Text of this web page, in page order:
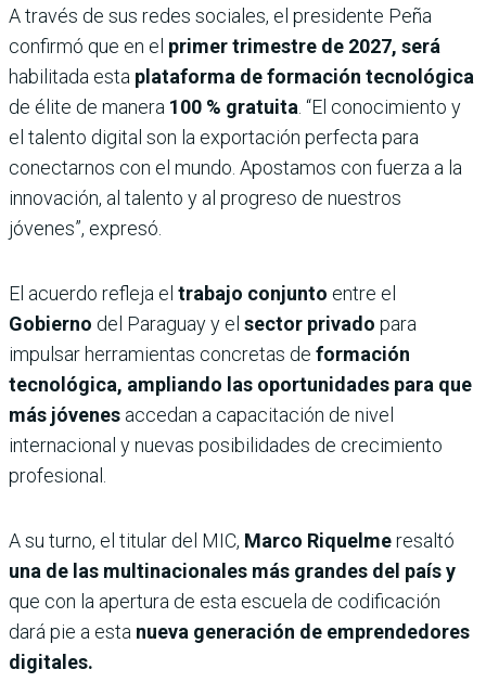
A través de sus redes sociales, el presidente Peña
confirmó que en el primer trimestre de 2027, será
habilitada esta plataforma de formación tecnológica
de élite de manera 100 % gratuita. “El conocimiento y
el talento digital son la exportación perfecta para
conectarnos con el mundo. Apostamos con fuerza a la
innovación, al talento y al progreso de nuestros
jóvenes”, expresó.
El acuerdo refleja el trabajo conjunto entre el
Gobierno del Paraguay y el sector privado para
impulsar herramientas concretas de formación
tecnológica, ampliando las oportunidades para que
más jóvenes accedan a capacitación de nivel
internacional y nuevas posibilidades de crecimiento
profesional.
A su turno, el titular del MIC, Marco Riquelmeresaltó
una de las multinacionales más grandes del país y
que con la apertura de esta escuela de codificación
dará pie a esta nueva generación de emprendedores
digitales.